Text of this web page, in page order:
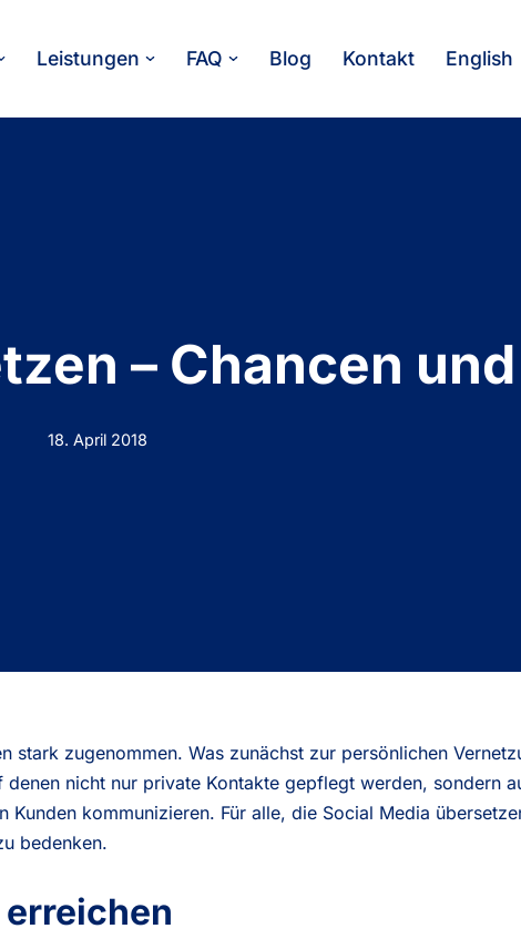
Leistungen FAQ Blog Kontakt English
– Chancen
18. April 2018
stark zugenommen. Was zunächst zur persönlichen
nicht nur private Kontakte gepflegt werden, sondern
Kunden kommunizieren. Für alle, die Social Media
bedenken.